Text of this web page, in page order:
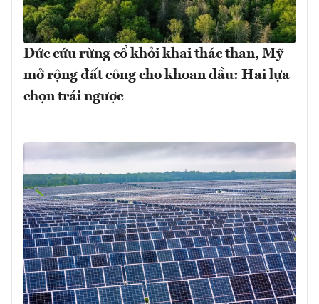
Đức cứu rừng cổ khỏi khai thác than, Mỹ
mở rộng đất công cho khoan dầu: Hai lựa
chọn trái ngược